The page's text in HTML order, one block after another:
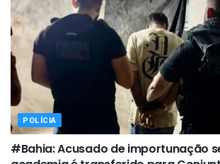
POLÍCIA
#Bahia: Acusado de importunação